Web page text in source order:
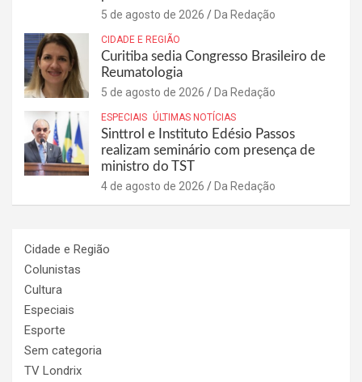
5 de agosto de 2026 Da Redação
CIDADE E REGIÃO
Curitiba sedia Congresso Brasileiro de
Reumatologia
5 de agosto de 2026 Da Redação
ESPECIAIS ÚLTIMAS NOTÍCIAS
Sinttrol e Instituto Edésio Passos
realizam seminário com presença de
ministro do TST
4 de agosto de 2026 Da Redação
Cidade e Região
Colunistas
Cultura
Especiais
Esporte
Sem categoria
TV Londrix